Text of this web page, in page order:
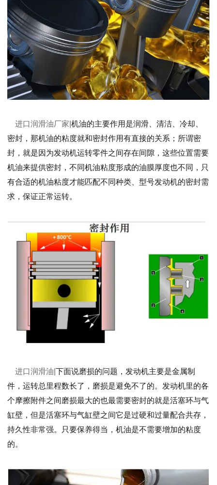
进口润滑油厂家| 机油的主要作用是润滑、清洁、冷却、
密封，那机油的粘度就和密封作用有直接的关系；所谓密
封，就是因为发动机运转零件之间存在间隙，这些位置需要
机油来提供密封，不同机油粘度形成的油膜厚度也不同，只
有合适的机油粘度才能匹配不同种类、型号发动机的密封需
求，保证正常运转。
进口润滑油| 下面说磨损的问题，发动机主要是金属制
件，运转总里程数长了，磨损是避免不了的。发动机里的各
个摩擦附件之间磨损最大的也最需要密封的就是活塞环与气
缸壁，但是活塞环与气缸壁之间它是过硬和过量配合共存，
持久性非常强。只要保养得当，机油是不需要增加的粘度
的。